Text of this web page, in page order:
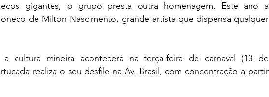
gigantes, o grupo presta outra homenagem. Este ano a
de Milton Nascimento, grande artista que dispensa qualquer
a cultura mineira acontecerá na terça-feira de carnaval (13 de
realiza o seu desfile na Av. Brasil, com concentração a partir